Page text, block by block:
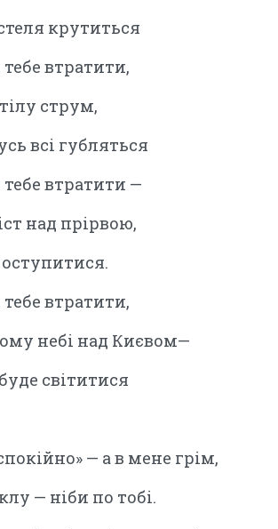
крутиться
втратити,
струм,
всі губляться
втратити —
над прірвою,
втратити,
небі над Києвом—
світитися
— а в мене грім,
— ніби по тобі.